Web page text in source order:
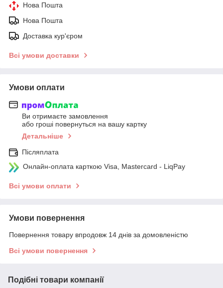
Нова Пошта
Нова Пошта
Доставка кур'єром
Всі умови доставки
Умови оплати
Ви отримаєте замовлення
або гроші повернуться на вашу картку
Детальніше
Післяплата
Онлайн-оплата карткою Visa, Mastercard - LiqPay
Всі умови оплати
Умови повернення
Повернення товару впродовж 14 днів за домовленістю
Всі умови повернення
Подібні товари компанії